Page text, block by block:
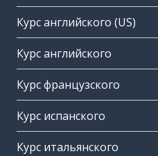
Курс английского (US)
Курс английского
Курс французского
Курс испанского
Курс итальянского